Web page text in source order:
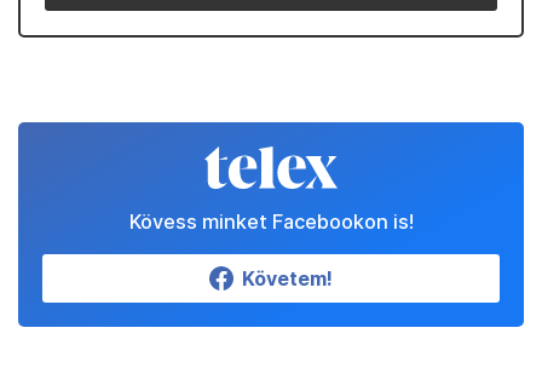
Kövess minket Facebookon is!
Követem!